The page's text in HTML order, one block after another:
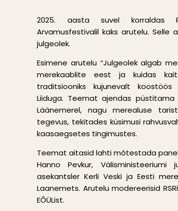
2025. aasta suvel korraldas
Arvamusfestivalil kaks arutelu. Selle
julgeolek.
Esimene arutelu “Julgeolek algab
merekaablite eest ja kuidas
traditsiooniks kujunevalt
Liiduga. Teemat ajendas
Läänemerel, nagu merealuse
tegevus, tekitades küsimusi
kaasaegsetes tingimustes.
Teemat aitasid lahti mõtestada
Hanno Pevkur, Välisministeeriumi
asekantsler Kerli Veski ja Eesti
Laanemets. Arutelu modereerisid
EÕÜList.